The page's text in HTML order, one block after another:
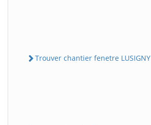
Trouver chantier fenetre LUSIGNY